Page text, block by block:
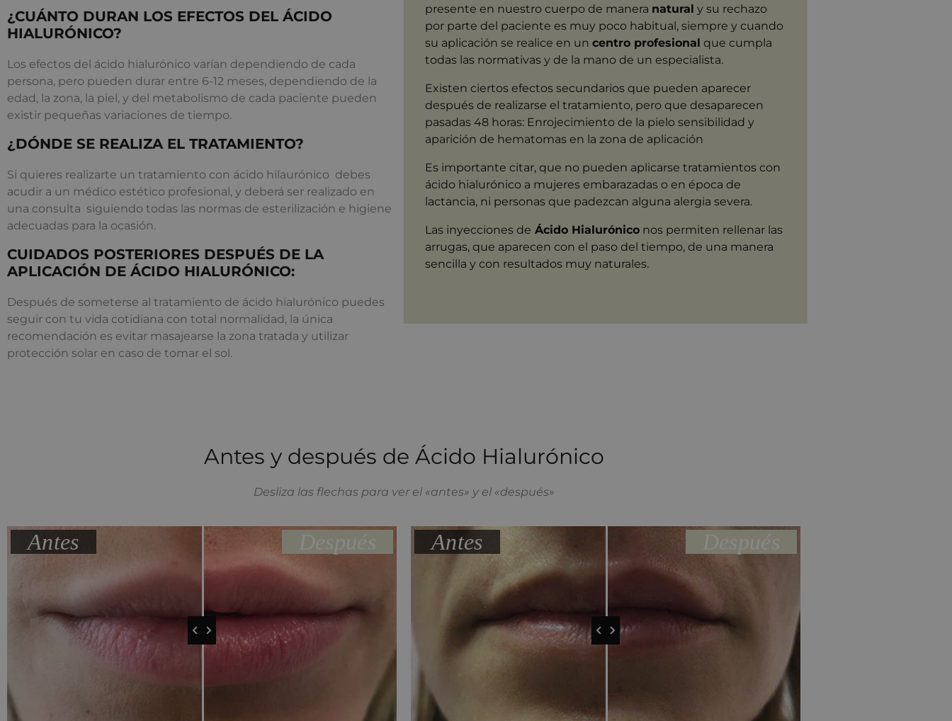
¿CUÁNTO DURAN LOS EFECTOS DEL ÁCIDO
HIALURÓNICO?
Los efectos del ácido hialurónico varían dependiendo de cada
persona, pero pueden durar entre 6-12 meses, dependiendo de la
edad, la zona, la piel, y del metabolismo de cada paciente pueden
existir pequeñas variaciones de tiempo.
¿DÓNDE SE REALIZA EL TRATAMIENTO?
Si quieres realizarte un tratamiento con ácido hilaurónico debes
acudir a un médico estético profesional, y deberá ser realizado en
una consulta siguiendo todas las normas de esterilización e higiene
adecuadas para la ocasión.
CUIDADOS POSTERIORES DESPUÉS DE LA
APLICACIÓN DE ÁCIDO HIALURÓNICO:
Después de someterse al tratamiento de ácido hialurónico puedes
seguir con tu vida cotidiana con total normalidad, la única
recomendación es evitar masajearse la zona tratada y utilizar
protección solar en caso de tomar el sol.
presente en nuestro cuerpo de manera natural y su rechazo
por parte del paciente es muy poco habitual, siempre y cuando
su aplicación se realice en un centro profesional que cumpla
todas las normativas y de la mano de un especialista.
Existen ciertos efectos secundarios que pueden aparecer
después de realizarse el tratamiento, pero que desaparecen
pasadas 48 horas: Enrojecimiento de la pielo sensibilidad y
aparición de hematomas en la zona de aplicación
Es importante citar, que no pueden aplicarse tratamientos con
ácido hialurónico a mujeres embarazadas o en época de
lactancia, ni personas que padezcan alguna alergia severa.
Las inyecciones de Ácido Hialurónico nos permiten rellenar las
arrugas, que aparecen con el paso del tiempo, de una manera
sencilla y con resultados muy naturales.
Antes y después de Ácido Hialurónico
Desliza las flechas para ver el «antes» y el «después»
Antes Después Antes Después